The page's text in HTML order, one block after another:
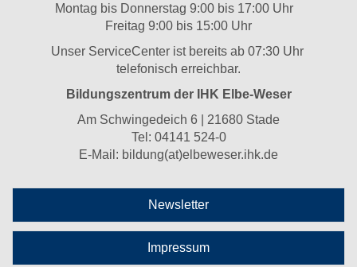
Montag bis Donnerstag 9:00 bis 17:00 Uhr
Freitag 9:00 bis 15:00 Uhr
Unser ServiceCenter ist bereits ab 07:30 Uhr
telefonisch erreichbar.
Bildungszentrum der IHK Elbe-Weser
Am Schwingedeich 6 | 21680 Stade
Tel: 04141 524-0
E-Mail: bildung(at)elbeweser.ihk.de
Newsletter
Impressum